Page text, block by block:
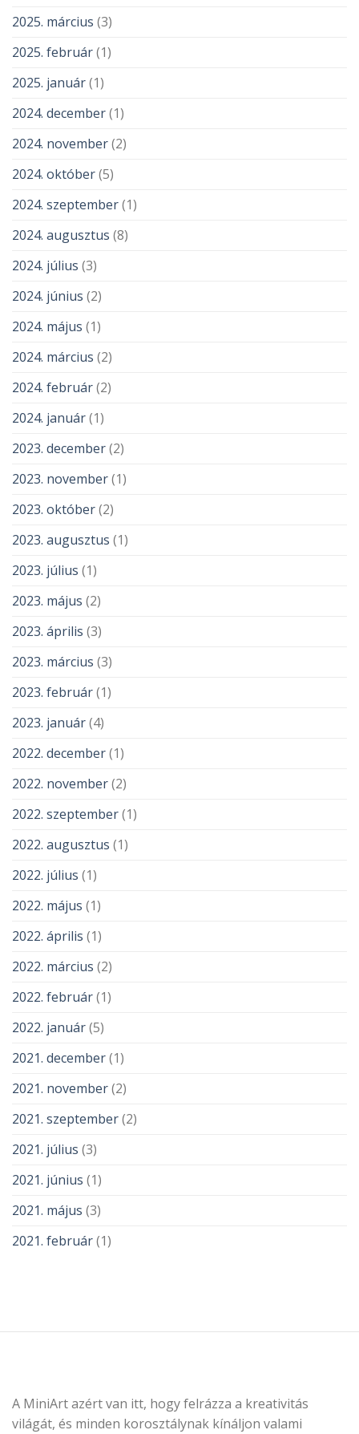
2025. március (3)
2025. február(1)
2025. január(1)
2024. december(1)
2024. november(2)
2024. október(5)
2024. szeptember(1)
2024. augusztus (8)
2024. július (3)
2024. június (2)
2024. május (1)
2024. március (2)
2024. február(2)
2024. január(1)
2023. december(2)
2023. november(1)
2023. október(2)
2023. augusztus (1)
2023. július (1)
2023. május (2)
2023. április (3)
2023. március (3)
2023. február(1)
2023. január(4)
2022. december(1)
2022. november(2)
2022. szeptember(1)
2022. augusztus (1)
2022. július (1)
2022. május (1)
2022. április (1)
2022. március (2)
2022. február(1)
2022. január(5)
2021. december(1)
2021. november(2)
2021. szeptember(2)
2021. július (3)
2021. június (1)
2021. május (3)
2021. február(1)
A MiniArt azért van itt, hogy felrázza a kreativitás
világát, és minden korosztálynak kínáljon valami